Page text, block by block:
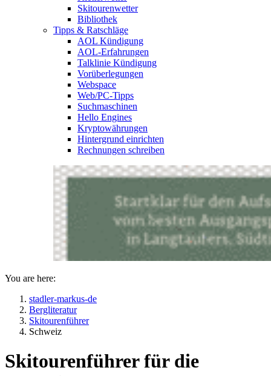
Skitourenwetter
Bibliothek
Tipps & Ratschläge
AOL Kündigung
AOL-Erfahrungen
Talklinie Kündigung
Vorüberlegungen
Webspace
Web/PC-Tipps
Suchmaschinen
Hello Engines
Kryptowährungen
Hintergrund einrichten
Rechnungen schreiben
You are here:
stadler-markus-de
Bergliteratur
Skitourenführer
Schweiz
Skitourenführer für die